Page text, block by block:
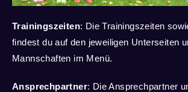
Trainingszeiten: Die Trainingszeiten
findest du auf den jeweiligen Unterseiten
Mannschaften im Menü.
Ansprechpartner: Die Ansprechpartner